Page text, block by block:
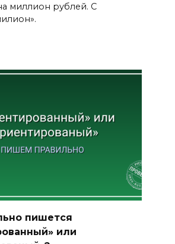
миллион рублей. С
пишется
или